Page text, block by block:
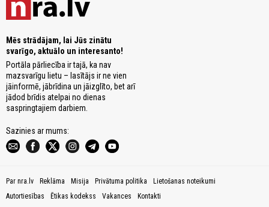
Mēs strādājam, lai Jūs zinātu
svarīgo, aktuālo un interesanto!
Portāla pārliecība ir tajā, ka nav
mazsvarīgu lietu – lasītājs ir ne vien
jāinformē, jābrīdina un jāizglīto, bet arī
jādod brīdis atelpai no dienas
saspringtajiem darbiem.
Sazinies ar mums:
Par nra.lv Reklāma Misija Privātuma politika
Lietošanas noteikumi
Autortiesības
Ētikas kodekss Vakances Kontakti